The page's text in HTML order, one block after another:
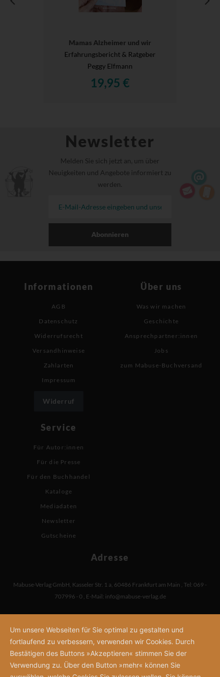
Mamas Alzheimer und wir
Erfahrungsbericht & Ratgeber
Peggy Elfmann
19,95 €
Newsletter
Melden Sie sich jetzt an, um über
Neuigkeiten und Angebote informiert zu
werden.
Abonnieren
Informationen
AGB
Datenschutz
Widerrufsrecht
Versandhinweise
Zahlarten
Impressum
Widerruf
Über uns
Was wir machen
Geschichte
Ansprechpartner:innen
Jobs
zum Mabuse-Buchversand
Service
Für Autor:innen
Für die Presse
Für den Buchhandel
Kataloge
Mediadaten
Newsletter
Gutscheine
Adresse
Mabuse-Verlag GmbH, Kasseler Str. 1 a, 60486 Frankfurt am Main , Tel: 069 -
707996 - 0 , E-Mail: info@mabuse-verlag.de
Um unsere Webseiten für Sie optimal zu gestalten und
fortlaufend zu verbessern, verwenden wir Cookies. Durch
Bestätigen des Buttons »Akzeptieren« stimmen Sie der
Verwendung zu. Über den Button »mehr« können Sie